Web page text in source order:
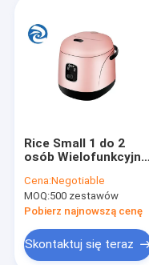
Rice Small 1 do 2
osób Wielofunkcyjna
Cena:Negotiable
MOQ:500 zestawów
Pobierz najnowszą cenę
Skontaktuj się teraz